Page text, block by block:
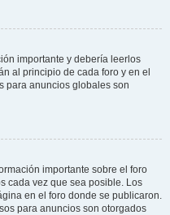
importante y debería leerlos
al principio de cada foro y en el
para anuncios globales son
importante sobre el foro
cada vez que sea posible. Los
en el foro donde se publicaron.
para anuncios son otorgados